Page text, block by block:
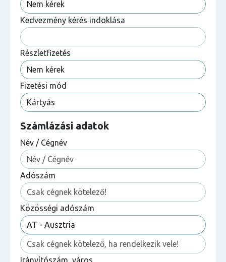
Kedvezmény kérés indoklása
Részletfizetés
Fizetési mód
Számlázási adatok
Név / Cégnév
Adószám
Közösségi adószám
Irányítószám, város